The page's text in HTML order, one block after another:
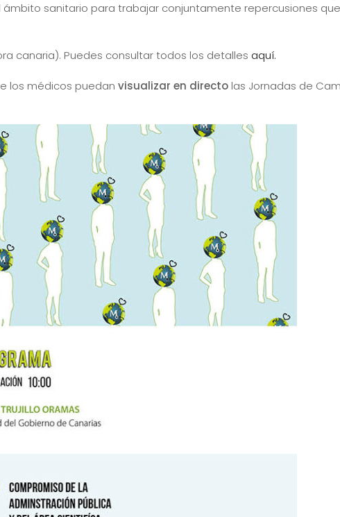
sanitario para trabajar conjuntamente repercusiones
canaria). Puedes consultar todos los detalles aquí.
los médicos puedan visualizar en directolas Jornadas de